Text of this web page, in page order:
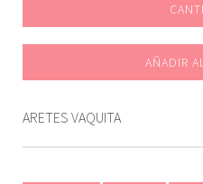
AÑADIR
ARETES VAQUITA